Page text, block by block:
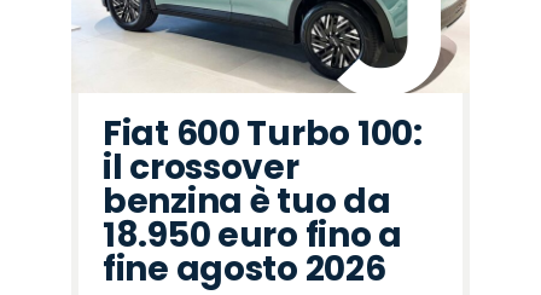
Fiat 600 Turbo 100:
il crossover
benzina è tuo da
18.950 euro fino a
fine agosto 2026